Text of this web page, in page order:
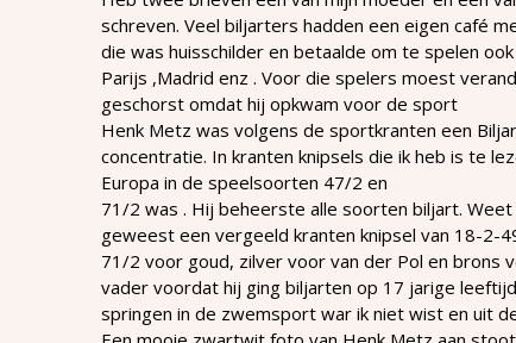
schreven. Veel biljarters hadden een eigen café
die was huisschilder en betaalde om te spelen
Parijs ,Madrid enz . Voor die spelers moest
geschorst omdat hij opkwam voor de sport
Henk Metz was volgens de sportkranten een
concentratie. In kranten knipsels die ik heb is te
Europa in de speelsoorten 47/2 en
71/2 was . Hij beheerste alle soorten biljart.
geweest een vergeeld kranten knipsel van 18-2-
71/2 voor goud, zilver voor van der Pol en brons
vader voordat hij ging biljarten op 17 jarige
springen in de zwemsport war ik niet wist en uit